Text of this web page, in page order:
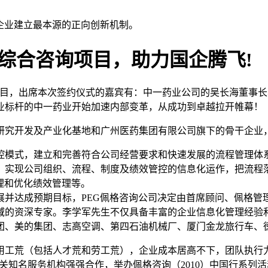
建立最本源的正向创新机制。
合咨询项目，助力国企腾飞!
，出席本次签约仪式的嘉宾有：中一药业公司的吴长海董事
杆的中一药业开始加速内部变革，从成功到卓越拉开帷幕！
开发及产业化基地和广州医药集团有限公司旗下的骨干企业
式，建立和完善符合公司经营要求和快速发展的流程管理
现公司组织、流程、制度及绩效管控的信息化运作，把流
优化绩效管理等。
达成预期目标，PEG佩格咨询公司决定由首席顾问、佩格
资深专家。李学军先生不仅具备丰富的企业信息化管理经
美的集团、志高空调、第四石油机械厂、厦门金龙旅行车
荒（包括人才荒和劳工荒），企业成本居高不下，团队执
名服务机构强强合作，举办佩格咨询（2010）中国行系列